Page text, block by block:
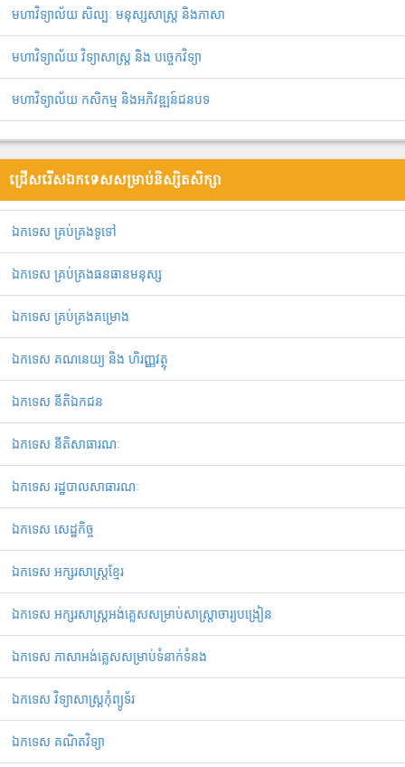
មហាវិទ្យាល័យ សិល្បៈ មនុស្សសាស្ត្រ និងភាសា
មហាវិទ្យាល័យ វិទ្យាសាស្រ្ត និង បច្ចេកវិទ្យា
មហាវិទ្យាល័យ កសិកម្ម និងអភិវឌ្ឍន៍ជនបទ
ជ្រើសរើសឯកទេសសម្រាប់និស្សិតសិក្សា
ឯ​ក​ទេស​ ​គ្រប់គ្រង​ទូទៅ
ឯកទេស គ្រប់គ្រងធនធានមនុស្ស
ឯកទេស គ្រប់គ្រងគម្រោង
ឯកទេស គណនេយ្យ និង ហិរញ្ញវត្ថុ
ឯកទេស នីតិឯកជន
ឯកទេស នីតិសាធារណៈ
ឯកទេស រដ្ឋបាលសាធារណៈ
ឯកទេស សេដ្ឋកិច្ច
ឯកទេស អក្សរសាស្ត្រខ្មែរ
ឯ​ក​ទេស​ ​អក្សរសាស្ត្រអង់គ្លេសសម្រាប់សាស្ត្រាចារ្យបង្រៀន
ឯកទេស ភាសាអង់គ្លេសសម្រាប់ទំនាក់ទំនង
ឯកទេស វិទ្យាសាស្រ្តកុំព្យូទ័រ
ឯកទេស គណិតវិទ្យា